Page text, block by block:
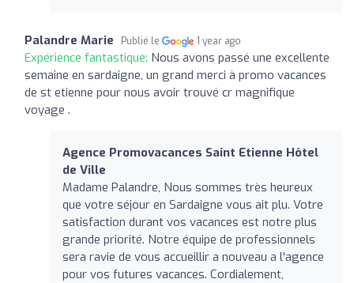
Palandre Marie Publié le 1 year ago
Expérience fantastique: Nous avons passé une excellente
semaine en sardaigne, un grand merci à promo vacances
de st etienne pour nous avoir trouvé cr magnifique
voyage .
Agence Promovacances Saint Etienne Hôtel
de Ville
Madame Palandre, Nous sommes très heureux
que votre séjour en Sardaigne vous ait plu. Votre
satisfaction durant vos vacances est notre plus
grande priorité. Notre équipe de professionnels
sera ravie de vous accueillir a nouveau a l'agence
pour vos futures vacances. Cordialement,